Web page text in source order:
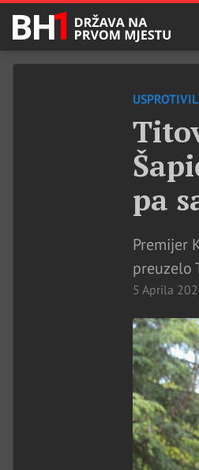
pa
Premijer
preuzelo
5 Aprila